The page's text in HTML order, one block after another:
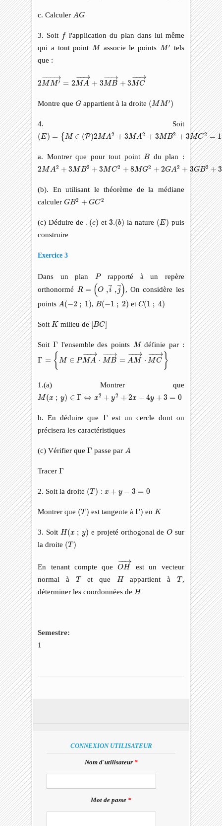
c. Calculer AG
A G
3. Soit f
f l'application du plan dans lui même
qui a tout point M
Massocie le points M′
M′
tels
que :
2
−−−→
MM′ = 2
−−→
MA + 3
−−→
MB +3
−−→
MC
→ → → C→
Montre queG
G appartient à la droite (MM′)
( MM ′)
4. Soit
(E) = { M ∈ (P)2MA2 +3MA2 +3MB2 +3MC2 =
( E)= M∈ (P 2MA2+3 M 2+3 MB 3 MC2= 150}
a. Montrer que pour tout point B
B du plan :
2MA2 +3MB2 +3MC2 +8MG2 +2GA2 + 3GB2 +3
2 MA2 MB2+3 C 2 +8M 2+ 2GA +3 G B2 GC2
(b). En utilisant le théorème de la médiane
calculerGB2 + GC2
GB2 C2
(c) Déduire de . (c)
(c ) et3.(b)
3. (b ) la nature (E)
( E) puis
construire
Exercice 3
Dans un plan P
Prapporté à un repère
orthonormé R = (O ,i , j )
,i →)
, On considère les
points A(−2 ; 1)
A ( 2 1) , B(−1 ; 2)
B(− 1 2) et C(1 ; 4)
C(1 4)
Soit K
K milieu de [BC]
[BC]
SoitΓ
Γ l'ensemble des points M
Mdéfinie par :
Γ = {M ∈ P
−−→
MA ⋅
−−→
MB =
−−→
AM ⋅
−−→
MC }
M∈ M →= ⋅M }
1.(a) Montrer que
M(x ; y) ∈ Γ ⇔ x2 + y2 +2x − 4y +3 = 0
M(x ∈ Γ ⇔ y2 + x− 4y +
b. En déduire que Γ
Γ est un cercle dont on
précisera les caractéristiques
(c) Vérifier queΓ
Γ passe parA
A
TracerΓ
Γ
2. Soit la droite (T) : x + y − 3 = 0
(T): −
Montrer que (T)
(T) est tangente àΓ)
Γ) enK
K
3. Soit H(x ; y)
H(x e projeté orthogonal de O
Osur
la droite (T)
(T)
En tenant compte que
−
−→
OH
H→
est un vecteur
normal à
T
Tet que H
Happartient à T
T,
déterminer les coordonnées de H
H
Semestre:
1
CONNEXION UTILISATEUR
Nom d'utilisateur *
Mot de passe *